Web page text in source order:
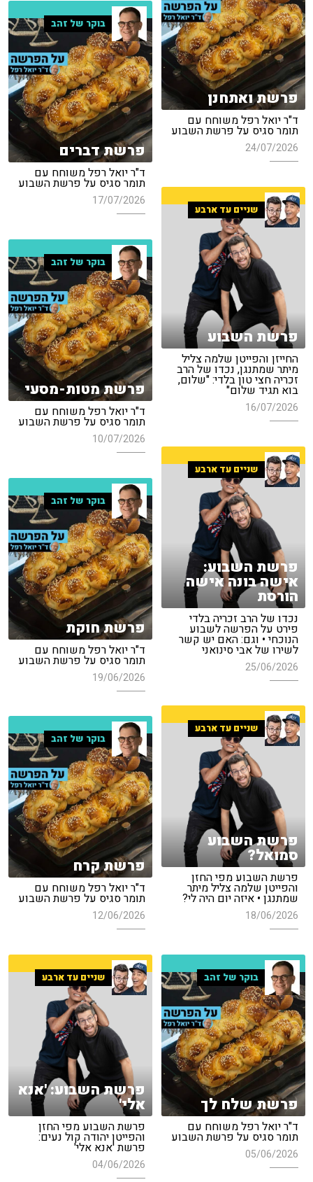
פרשת ואתחנן
ד"ר יואל רפל משוחח עם
תומר סגיס על פרשת השבוע
24/07/2026
בוקר של זהב
פרשת דברים
ד"ר יואל רפל משוחח עם
תומר סגיס על פרשת השבוע
17/07/2026
שניים עד ארבע
פרשת השבוע
החייזן והפייטן שלמה צליל
מיתר שמתנגן, נכדו של הרב
זכריה חצי טון בלדי: "שלום,
בוא תגיד שלום"
16/07/2026
בוקר של זהב
פרשת מטות-מסעי
ד"ר יואל רפל משוחח עם
תומר סגיס על פרשת השבוע
10/07/2026
שניים עד ארבע
פרשת השבוע:
אישה בונה אישה
הורסת
נכדו של הרב זכריה בלדי
פירט על הפרשה לשבוע
הנוכחי • וגם: האם יש קשר
לשירו של אבי סינואני
25/06/2026
בוקר של זהב
פרשת חוקת
ד"ר יואל רפל משוחח עם
תומר סגיס על פרשת השבוע
19/06/2026
שניים עד ארבע
פרשת השבוע
סמואל?
פרשת השבוע מפי החזן
והפייטן שלמה צליל מיתר
שמתנגן • איזה יום היה לי?
18/06/2026
בוקר של זהב
פרשת קרח
ד"ר יואל רפל משוחח עם
תומר סגיס על פרשת השבוע
12/06/2026
בוקר של זהב
פרשת שלח לך
ד"ר יואל רפל משוחח עם
תומר סגיס על פרשת השבוע
05/06/2026
שניים עד ארבע
פרשת השבוע: 'אנא
אלי'
פרשת השבוע מפי החזן
והפייטן יהודה קול נעים:
פרשת 'אנא אלי'
04/06/2026